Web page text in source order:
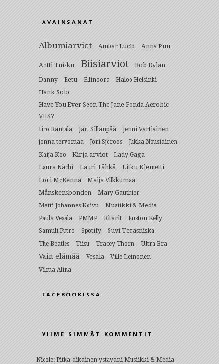
AVAINSANAT
Albumiarviot Ambar Lucid Anna Puu
Antti Tuisku Biisiarviot Bob Dylan
Danny Eetu Ellinoora Haloo Helsinki
Hank Solo
Have You Ever Seen The Jane Fonda Aerobic
VHS?
Iiro Rantala Jari Sillanpää
Jenni Vartiainen
jonna tervomaa
Jori Sjöroos
Jukka Nousiainen
Kaija Koo
Kirja-arviot Lady Gaga
Laura Närhi Lauri Tähkä
Litku Klemetti
Lori McKenna
Maija Vilkkumaa
Månskensbonden
Mary Gauthier
Matti Johannes Koivu
Musiikki & Media
Paula Vesala PMMP Ritarit
Ruston Kelly
Samuli Putro
Spotify Suvi Teräsniska
The Beatles Tiisu Tracey Thorn Ultra Bra
Vain elämää Vesala
Ville Leinonen
Vilma Alina
FACEBOOKISSA
VIIMEISIMMÄT KOMMENTIT
Nicole: Pitkä-aikainen ystäväni Musiikki & Media